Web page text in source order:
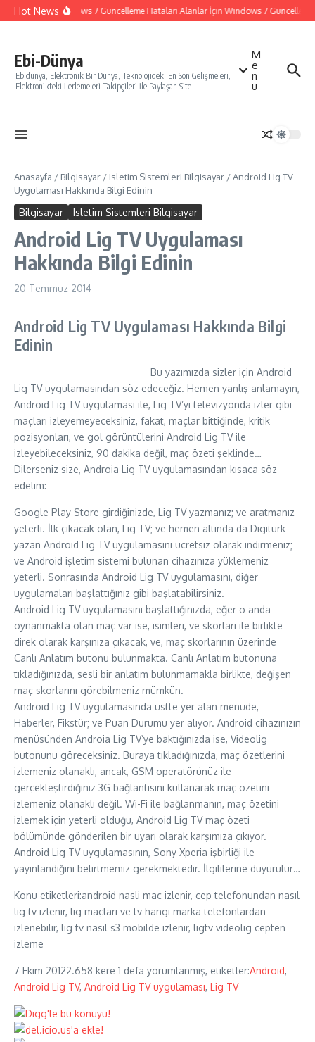
İçeriğe atla
Hot NewsWindows 7 Güncelleme Hataları Alanlar İçin Windows 7 Güncelleme
Ebi-Dünya
Ebidünya, Elektronik Bir Dünya, Teknolojideki En Son Gelişmeleri,
Elektronikteki İlerlemeleri Takipçileri İle Paylaşan Site
M
e
n
u
Anasayfa / Bilgisayar / Isletim Sistemleri Bilgisayar /Android Lig TV
Uygulaması Hakkında Bilgi Edinin
Bilgisayar Isletim Sistemleri Bilgisayar
Android Lig TV Uygulaması
Hakkında Bilgi Edinin
20 Temmuz 2014
Android Lig TV Uygulaması Hakkında Bilgi
Edinin
Bu yazımızda sizler için Android
Lig TV uygulamasından söz edeceğiz. Hemen yanlış anlamayın,
Android Lig TV uygulaması ile, Lig TV’yi televizyonda izler gibi
maçları izleyemeyeceksiniz, fakat, maçlar bittiğinde, kritik
pozisyonları, ve gol görüntülerini Android Lig TV ile
izleyebileceksiniz, 90 dakika değil, maç özeti şeklinde…
Dilerseniz size, Androia Lig TV uygulamasından kısaca söz
edelim:
Google Play Store girdiğinizde, Lig TV yazmanız; ve aratmanız
yeterli. İlk çıkacak olan, Lig TV; ve hemen altında da Digiturk
yazan Android Lig TV uygulamasını ücretsiz olarak indirmeniz;
ve Android işletim sistemi bulunan cihazınıza yüklemeniz
yeterli. Sonrasında Android Lig TV uygulamasını, diğer
uygulamaları başlattığınız gibi başlatabilirsiniz.
Android Lig TV uygulamasını başlattığınızda, eğer o anda
oynanmakta olan maç var ise, isimleri, ve skorları ile birlikte
direk olarak karşınıza çıkacak, ve, maç skorlarının üzerinde
Canlı Anlatım butonu bulunmakta. Canlı Anlatım butonuna
tıkladığınızda, sesli bir anlatım bulunmamakla birlikte, değişen
maç skorlarını görebilmeniz mümkün.
Android Lig TV uygulamasında üstte yer alan menüde,
Haberler, Fikstür; ve Puan Durumu yer alıyor. Android cihazınızın
menüsünden Androia Lig TV’ye baktığınızda ise, Videolig
butonunu göreceksiniz. Buraya tıkladığınızda, maç özetlerini
izlemeniz olanaklı, ancak, GSM operatörünüz ile
gerçekleştirdiğiniz 3G bağlantısını kullanarak maç özetini
izlemeniz olanaklı değil. Wi-Fi ile bağlanmanın, maç özetini
izlemek için yeterli olduğu, Android Lig TV maç özeti
bölümünde gönderilen bir uyarı olarak karşımıza çıkıyor.
Android Lig TV uygulamasının, Sony Xperia işbirliği ile
yayınlandığını belirtmemiz gerekmektedir. İlgililerine duyurulur…
Konu etiketleri:android nasli mac izlenir, cep telefonundan nasıl
lig tv izlenir, lig maçları ve tv hangi marka telefonlardan
izlenebilir, lig tv nasıl s3 mobilde izlenir, ligtv videolig cepten
izleme
7 Ekim 20122.658 kere 1 defa yorumlanmış, etiketler:Android,
Android Lig TV, Android Lig TV uygulaması, Lig TV